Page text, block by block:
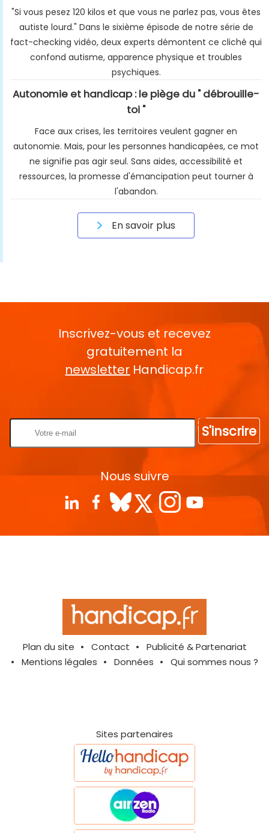
"Si vous pesez 120 kilos et que vous ne parlez pas, vous êtes
autiste lourd." Dans le sixième épisode de notre série de
fact-checking vidéo, deux experts démontent ce cliché qui
confond autisme, apparence physique et troubles
psychiques.
Autonomie et handicap : le piège du " débrouille-
toi "
Face aux crises, les territoires veulent gagner en
autonomie. Mais, pour les personnes handicapées, ce mot
ne signifie pas agir seul. Sans aides, accessibilité et
ressources, la promesse d'émancipation peut tourner à
l'abandon.
En savoir plus
Inscrivez-vous et recevez
gratuitement la
newsletter Handicap.fr
S'inscrire
Nous suivre
Plan du site Contact
Publicité & Partenariat
Mentions légales
Données Qui sommes nous ?
Sites partenaires